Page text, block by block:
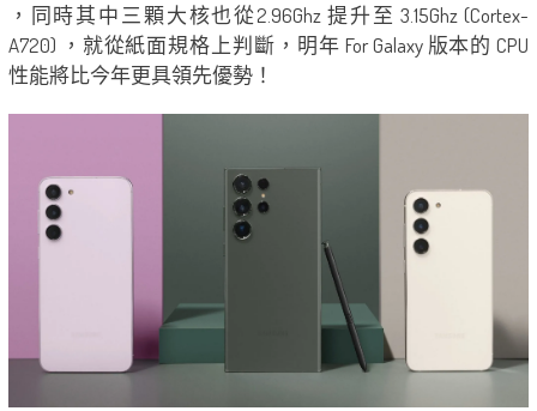
，同時其中三顆大核也從2.96Ghz 提升至 3.15Ghz (Cortex-
A720) ，就從紙面規格上判斷，明年 For Galaxy 版本的 CPU
性能將比今年更具領先優勢！